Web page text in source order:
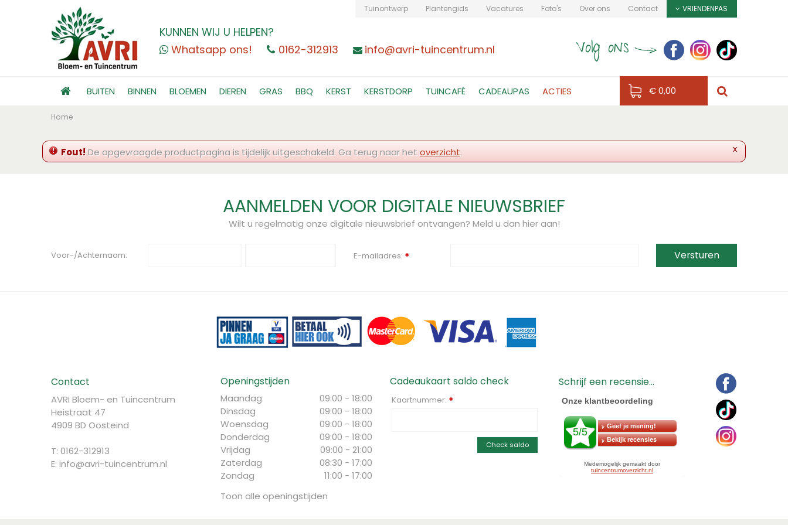
Home
KUNNEN WIJ U HELPEN?
Whatsapp ons!
0162-312913 info@avri-tuincentrum.nl
Tuinontwerp Plantengids Vacatures Foto's Over ons Contact VRIENDENPAS
BUITEN BINNEN BLOEMEN DIEREN GRAS BBQ KERST KERSTDORP TUINCAFÉ CADEAUPAS ACTIES € 0,00
x
Fout!De opgevraagde productpagina is tijdelijk uitgeschakeld. Ga terug naar hetoverzicht.
AANMELDEN VOOR DIGITALE NIEUWSBRIEF
Wilt u regelmatig onze digitale nieuwsbrief ontvangen? Meld u dan hier aan!
Voor-/Achternaam: E-mailadres: *
Contact
AVRI Bloem- en Tuincentrum
Heistraat 47
4909 BD Oosteind
T: 0162-312913
E: info@avri-tuincentrum.nl
Openingstijden
Maandag
09:00 - 18:00
Dinsdag
09:00 - 18:00
Woensdag
09:00 - 18:00
Donderdag
09:00 - 18:00
Vrijdag
09:00 - 21:00
Zaterdag
08:30 - 17:00
Zondag
11:00 - 17:00
Toon alle openingstijden
Cadeaukaart saldo check
Kaartnummer: *
Check saldo
Schrijf een recensie...